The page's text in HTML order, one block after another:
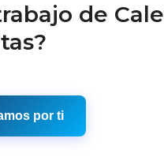
de
por ti